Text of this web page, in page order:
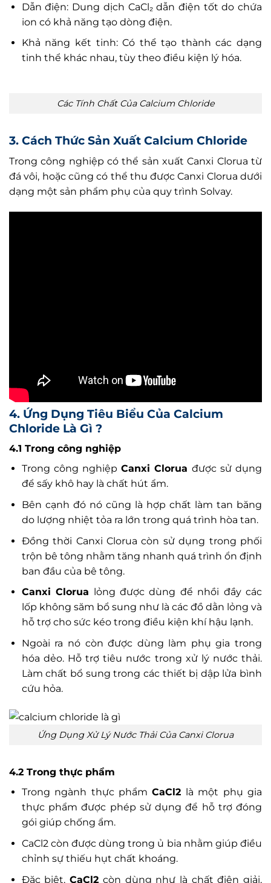
Dẫn điện: Dung dịch CaCl₂ dẫn điện tốt do chứa
ion có khả năng tạo dòng điện.
Khả năng kết tinh: Có thể tạo thành các dạng
tinh thể khác nhau, tùy theo điều kiện lý hóa.
Các Tính Chất Của Calcium Chloride
3. Cách Thức Sản Xuất Calcium Chloride
Trong công nghiệp có thể sản xuất Canxi Clorua từ
đá vôi, hoặc cũng có thể thu được Canxi Clorua dưới
dạng một sản phẩm phụ của quy trình Solvay.
4. Ứng Dụng Tiêu Biểu Của Calcium
Chloride Là Gì ?
4.1 Trong công nghiệp
Trong công nghiệpCanxi Clorua được sử dụng
để sấy khô hay là chất hút ẩm.
Bên cạnh đó nó cũng là hợp chất làm tan băng
do lượng nhiệt tỏa ra lớn trong quá trình hòa tan.
Đồng thời Canxi Clorua còn sử dụng trong phối
trộn bê tông nhằm tăng nhanh quá trình ổn định
ban đầu của bê tông.
Canxi Clorua lỏng được dùng để nhồi đầy các
lốp không săm bổ sung như là các đồ dằn lỏng và
hỗ trợ cho sức kéo trong điều kiện khí hậu lạnh.
Ngoài ra nó còn được dùng làm phụ gia trong
hóa dẻo. Hỗ trợ tiêu nước trong xử lý nước thải.
Làm chất bổ sung trong các thiết bị dập lửa bình
cứu hỏa.
Ứng Dụng Xử Lý Nước Thải Của Canxi Clorua
4.2 Trong thực phẩm
Trong ngành thực phẩmCaCl2 là một phụ gia
thực phẩm được phép sử dụng để hỗ trợ đóng
gói giúp chống ẩm.
CaCl2 còn được dùng trong ủ bia nhằm giúp điều
chỉnh sự thiếu hụt chất khoáng.
Đặc biệt,CaCl2 còn dùng như là chất điện giải,